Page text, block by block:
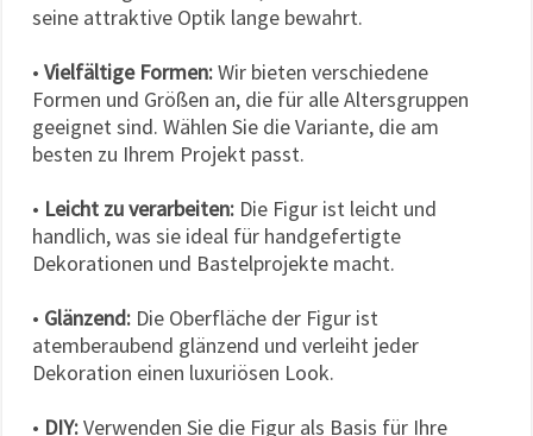
seine attraktive Optik lange bewahrt.
• Vielfältige Formen:Wir bieten verschiedene
Formen und Größen an, die für alle Altersgruppen
geeignet sind. Wählen Sie die Variante, die am
besten zu Ihrem Projekt passt.
• Leicht zu verarbeiten: Die Figur ist leicht und
handlich, was sie ideal für handgefertigte
Dekorationen und Bastelprojekte macht.
• Glänzend: Die Oberfläche der Figur ist
atemberaubend glänzend und verleiht jeder
Dekoration einen luxuriösen Look.
• DIY:Verwenden Sie die Figur als Basis für Ihre